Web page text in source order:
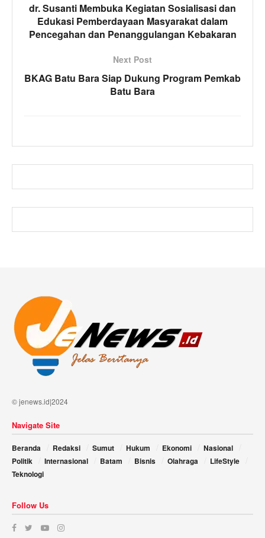
dr. Susanti Membuka Kegiatan Sosialisasi dan
Edukasi Pemberdayaan Masyarakat dalam
Pencegahan dan Penanggulangan Kebakaran
Next Post
BKAG Batu Bara Siap Dukung Program Pemkab
Batu Bara
© jenews.id|2024
Navigate Site
Beranda Redaksi Sumut Hukum Ekonomi
Nasional
Politik
Internasional Batam Bisnis Olahraga
LifeStyle
Teknologi
Follow Us